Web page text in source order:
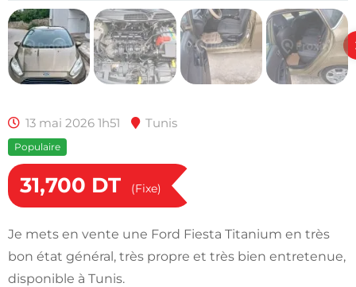
13 mai 2026 1h51 Tunis
Populaire
31,700 DT (Fixe)
Je mets en vente une Ford Fiesta Titanium en très
bon état général, très propre et très bien entretenue,
disponible à Tunis.